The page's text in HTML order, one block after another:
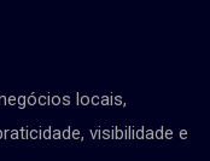
locais,
visibilidade e